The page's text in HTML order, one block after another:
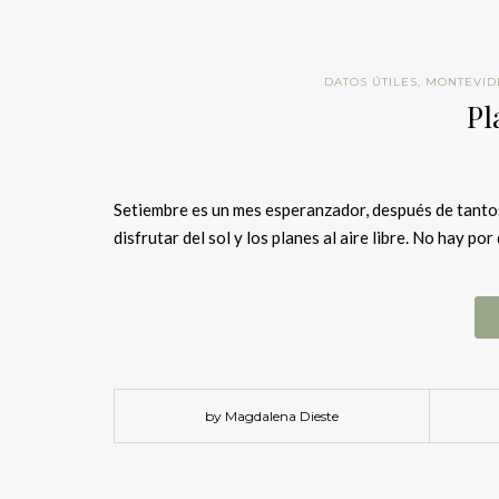
DATOS ÚTILES,
Setiembre es un mes esperanzador, después de
disfrutar del sol y los planes al aire libre. No hay
by Magdalena Dieste